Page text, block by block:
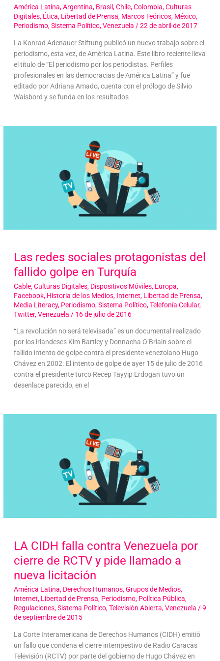
América Latina,Argentina, Brasil,Chile,Colombia,Culturas
Digitales, Ética, Libertad de Prensa, Marcos Teóricos, México,
Periodismo,Sistema Político,Venezuela /22 de abril de 2017
La Konrad Adenauer Stiftung publicó un nuevo trabajo sobre el
periodismo, esta vez, de América Latina. Este libro reciente lleva
el título de “El periodismo por los periodistas. Perfiles
profesionales en las democracias de América Latina” y fue
editado por Adriana Amado, cuenta con el prólogo de Silvio
Waisbord y se funda en los resultados
Las redes sociales protagonistas del
fallido golpe en Turquía
Cable,Culturas Digitales, Dispositivos Móviles, Europa,
Facebook, Historia de los Medios, Internet, Libertad de Prensa,
Media Literacy, Periodismo,Sistema Político,Telefonía Celular,
Twitter,Venezuela / 16 de julio de 2016
“La revolución no será televisada” es un documental realizado
por los irlandeses Kim Bartley y Donnacha O’Briain sobre el
fallido intento de golpe contra el presidente venezolano Hugo
Chávez en 2002. El intento de golpe de ayer 15 de julio de 2016
contra el presidente turco Recep Tayyip Erdogan tuvo un
desenlace parecido, en el
LA CIDH falla contra Venezuela por
cierre de RCTV y pide llamado a
nueva licitación
América Latina, Derechos Humanos,Grupos de Medios,
Internet, Libertad de Prensa, Periodismo, Política Pública,
Regulaciones,Sistema Político,Televisión Abierta,Venezuela /9
de septiembre de 2015
La Corte Interamericana de Derechos Humanos (CIDH) emitió
un fallo que condena el cierre intempestivo de Radio Caracas
Televisión (RCTV) por parte del gobierno de Hugo Chávez en